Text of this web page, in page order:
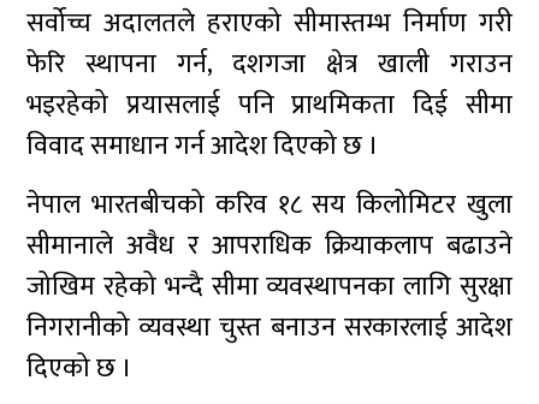
सर्वोच्च अदालतले हराएको सीमास्तम्भ निर्माण गरी
फेरि स्थापना गर्न, दशगजा क्षेत्र खाली गराउन
भइरहेको प्रयासलाई पनि प्राथमिकता दिई सीमा
विवाद समाधान गर्न आदेश दिएको छ ।
नेपाल भारतबीचको करिव १८ सय किलोमिटर खुला
सीमानाले अवैध र आपराधिक क्रियाकलाप बढाउने
जोखिम रहेको भन्दै सीमा व्यवस्थापनका लागि सुरक्षा
निगरानीको व्यवस्था चुस्त बनाउन सरकारलाई आदेश
दिएको छ ।